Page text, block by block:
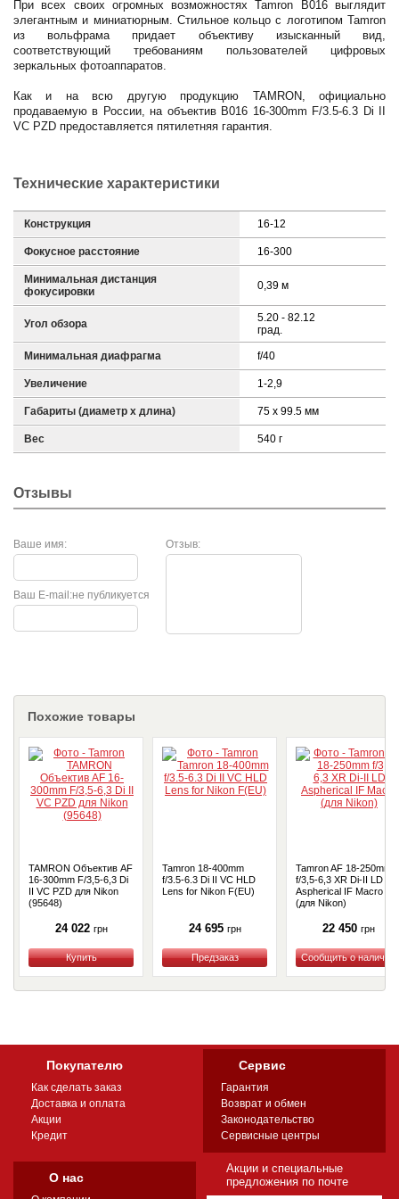
При всех своих огромных возможностях Tamron B016 выглядит
элегантным и миниатюрным. Стильное кольцо с логотипом Tamron
из вольфрама придает объективу изысканный вид,
соответствующий требованиям пользователей цифровых
зеркальных фотоаппаратов.
Как и на всю другую продукцию TAMRON, официально
продаваемую в России, на объектив B016 16-300mm F/3.5-6.3 Di II
VC PZD предоставляется пятилетняя гарантия.
Технические характеристики
Конструкция 16-12
Фокусное расстояние 16-300
Минимальная дистанция
фокусировки
0,39 м
Угол обзора
5.20 - 82.12
град.
Минимальная диафрагма f/40
Увеличение 1-2,9
Габариты (диаметр х длина) 75 x 99.5 мм
Вес 540 г
Отзывы
Ваше имя: Отзыв:
не публикуется
Ваш E-mail:
Похожие товары
TAMRON Объектив AF
16-300mm F/3,5-6,3 Di
II VC PZD для Nikon
(95648)
24 022 грн
Купить
Tamron 18-400mm
f/3.5-6.3 Di II VC HLD
Lens for Nikon F(EU)
24 695 грн
Купить
Tamron AF 18-250mm
f/3,5-6,3 XR Di-II LD
Aspherical IF Macro
(для Nikon)
22 450 грн
Купить
Покупателю
Как сделать заказ
Доставка и оплата
Акции
Кредит
Сервис
Гарантия
Возврат и обмен
Законодательство
Сервисные центры
О нас
Акции и специальные
предложения по почте